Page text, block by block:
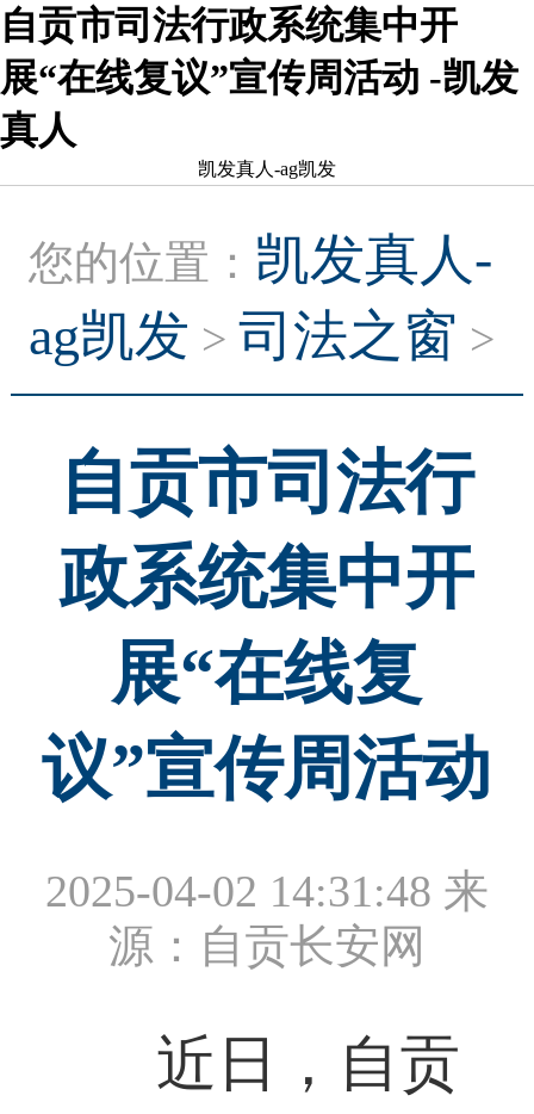
自贡市司法行政系统集中开
展“在线复议”宣传周活动 -凯发
真人
凯发真人-ag凯发
您的位置： 凯发真人-
ag凯发 >司法之窗 >
自贡市司法行
政系统集中开
展“在线复
议”宣传周活动
2025-04-02 14:31:48 来
源：自贡长安网
近日，自贡